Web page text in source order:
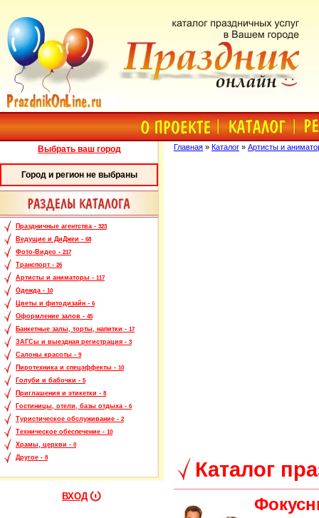
Выбрать ваш город
Город и регион не выбраны
Праздничные агентства - 323
Ведущие и ДиДжеи - 68
Фото-Видео - 217
Транспорт - 26
Артисты и аниматоры - 117
Одежда - 10
Цветы и фитодизайн - 6
Оформление залов - 45
Банкетные залы, торты, напитки - 17
ЗАГСы и выездная регистрация - 3
Салоны красоты - 9
Пиротехника и спецэффекты - 10
Голуби и бабочки - 5
Приглашения и этикетки - 8
Гостиницы, отели, базы отдыха - 6
Туристическое обслуживание - 2
Техническое обеспечение - 10
Храмы, церкви - 0
Другое - 8
ВХОД
Главная » Каталог » Артисты и
Каталог